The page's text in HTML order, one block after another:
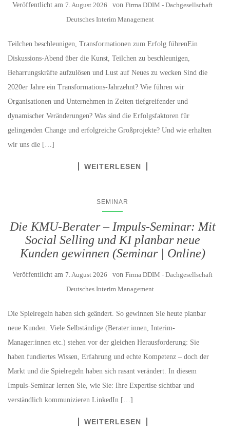
Veröffentlicht am 7. August 2026 von Firma DDIM - Dachgesellschaft
Deutsches Interim Management
Teilchen beschleunigen, Transformationen zum Erfolg führenEin
Diskussions-Abend über die Kunst, Teilchen zu beschleunigen,
Beharrungskräfte aufzulösen und Lust auf Neues zu wecken Sind die
2020er Jahre ein Transformations-Jahrzehnt? Wie führen wir
Organisationen und Unternehmen in Zeiten tiefgreifender und
dynamischer Veränderungen? Was sind die Erfolgsfaktoren für
gelingenden Change und erfolgreiche Großprojekte? Und wie erhalten
wir uns die […]
WEITERLESEN
SEMINAR
Die KMU-Berater – Impuls-Seminar: Mit
Social Selling und KI planbar neue
Kunden gewinnen (Seminar | Online)
Veröffentlicht am 7. August 2026 von Firma DDIM - Dachgesellschaft
Deutsches Interim Management
Die Spielregeln haben sich geändert. So gewinnen Sie heute planbar
neue Kunden. Viele Selbständige (Berater:innen, Interim-
Manager:innen etc.) stehen vor der gleichen Herausforderung: Sie
haben fundiertes Wissen, Erfahrung und echte Kompetenz – doch der
Markt und die Spielregeln haben sich rasant verändert. In diesem
Impuls-Seminar lernen Sie, wie Sie: Ihre Expertise sichtbar und
verständlich kommunizieren LinkedIn […]
WEITERLESEN